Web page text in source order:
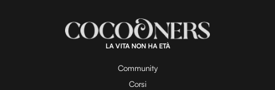
LA VITA NON HA ETÀ
Community
Corsi